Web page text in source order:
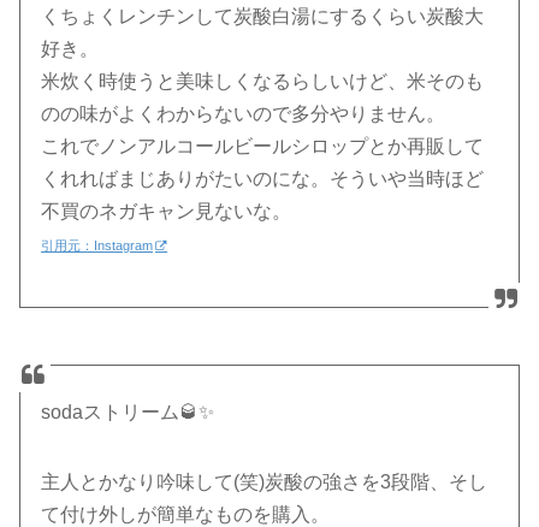
くちょくレンチンして炭酸白湯にするくらい炭酸大
好き。
米炊く時使うと美味しくなるらしいけど、米そのも
のの味がよくわからないので多分やりません。
これでノンアルコールビールシロップとか再販して
くれればまじありがたいのにな。そういや当時ほど
不買のネガキャン見ないな。
引用元：Instagram
sodaストリーム🥃✨
主人とかなり吟味して(笑)炭酸の強さを3段階、そし
て付け外しが簡単なものを購入。